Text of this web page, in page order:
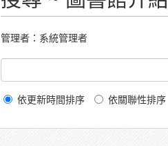
管理者：系統管理者
依更新時間排序 依關聯性排序